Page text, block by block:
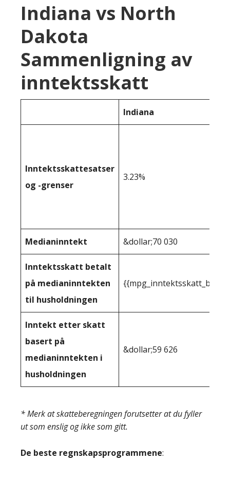
Indiana vs North
Dakota
Sammenligning av
inntektsskatt
Indiana
Inntektsskattesatser
og -grenser
3.23%
Medianinntekt &dollar;70 030
Inntektsskatt betalt
på medianinntekten
til husholdningen
Inntekt etter skatt
basert på
medianinntekten i
husholdningen
&dollar;59 626
* Merk at skatteberegningen forutsetter at du fyller
ut som enslig og ikke som gitt.
De beste regnskapsprogrammene: